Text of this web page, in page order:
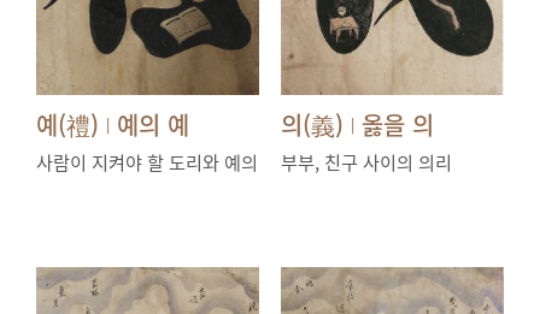
예(禮) | 예의 예
사람이 지켜야 할 도리와 예의
의(義) | 옳을 의
부부, 친구 사이의 의리